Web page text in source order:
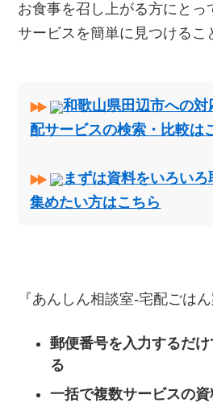
お食事を召し上がる方にとっ
サービスを簡単に見つけるこ
和歌山県田辺市への
配サービスの検索・比較は
まずは資料をいろい
集めたい方はこちら
『あんしん相談室‐宅配ごは
郵便番号を入力するだ
る
一括で複数サービスの